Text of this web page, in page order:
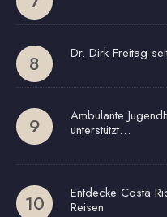
Dr. Dirk Freitag
Ambulante
unterstützt…
Entdecke Costa
Reisen